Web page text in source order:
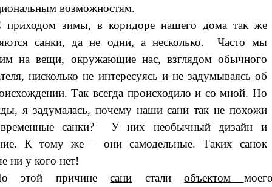
возможностям.
приходом зимы, в коридоре нашего дома так же
санки, да не одни, а несколько. Часто мы
на вещи, окружающие нас, взглядом обычного
нисколько не интересуясь и не задумываясь об
Так всегда происходило и со мной. Но
я задумалась, почему наши сани так не похожи
санки? У них необычный дизайн и
К тому же – они самодельные.Таких санок
ни у кого нет!
этой причинесани сталиобъектом